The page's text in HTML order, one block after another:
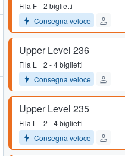
Fila F
2 biglietti
Consegna veloce
Upper Level 236
Fila L
2 - 4 biglietti
Consegna veloce
Upper Level 235
Fila L
2 - 4 biglietti
Consegna veloce